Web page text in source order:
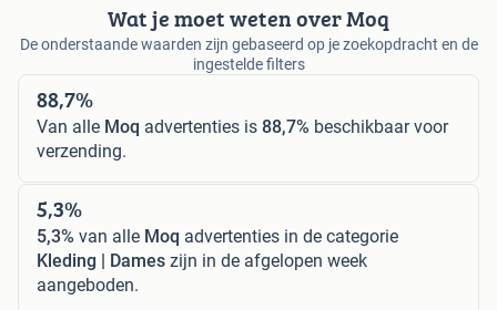
Wat je moet weten over Moq
De onderstaande waarden zijn gebaseerd op je zoekopdracht en de
ingestelde filters
88,7%
Van alle Moq advertenties is 88,7% beschikbaar voor
verzending.
5,3%
5,3% van alle Moq advertenties in de categorie
Kleding | Dames zijn in de afgelopen week
aangeboden.